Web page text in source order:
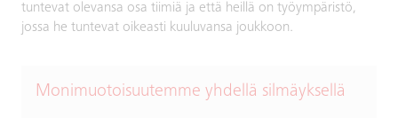
tuntevat olevansa osa tiimiä ja että heillä on työympäristö,
jossa he tuntevat oikeasti kuuluvansa joukkoon.
Monimuotoisuutemme yhdellä silmäyksellä